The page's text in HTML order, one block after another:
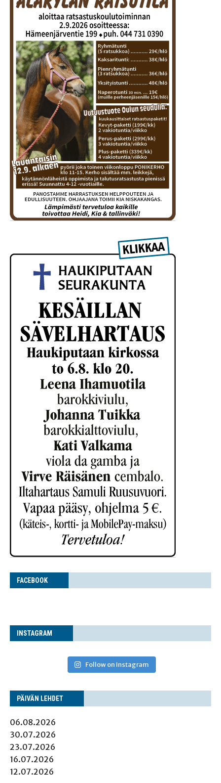
FACE­BOOK
INS­TA­GRAM
Follow on Instagram
PÄI­VÄN LEHDET
06.08.2026
30.07.2026
23.07.2026
16.07.2026
12.07.2026